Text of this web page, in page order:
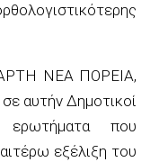
ΝΕΑ ΠΟΡΕΙΑ,
αυτήν Δημοτικοί
ερωτήματα που
εξέλιξη του